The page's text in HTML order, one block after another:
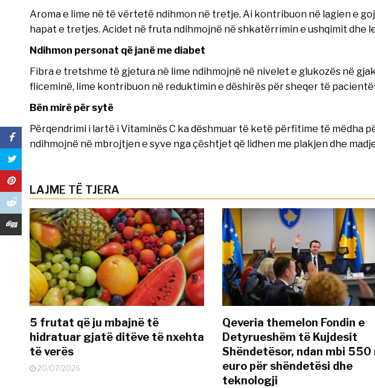
Aroma e lime në të vërtetë ndihmon në tretje. Ai kontribuon në lagien e
hapat e tretjes. Acidet në fruta ndihmojnë në shkatërrimin e ushqimit dhe
Ndihmon personat që janë me diabet
Fibra e tretshme të gjetura në lime ndihmojnë në nivelet e glukozës në
fliceminë, lime kontribuon në reduktimin e dëshirës për sheqer të
Bën mirë për sytë
Përqendrimi i lartë i Vitaminës C ka dëshmuar të ketë përfitime të mëdha
ndihmojnë në mbrojtjen e syve nga çështjet që lidhen me plakjen dhe
LAJME TË TJERA
5 frutat që ju mbajnë të
hidratuar gjatë ditëve të nxehta
të verës
20/07/2026
Qeveria themelon Fondin e
Detyrueshëm të Kujdesit
Shëndetësor, ndan mbi 550
euro për shëndetësi dhe
teknologji